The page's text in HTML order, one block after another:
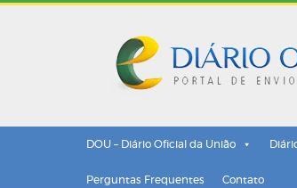
DOU – Diário Oficial da União
Perguntas Frequentes Contato